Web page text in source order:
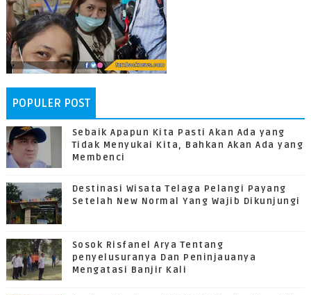
POPULER POST
Sebaik Apapun Kita Pasti Akan Ada yang
Tidak Menyukai Kita, Bahkan Akan Ada yang
Membenci
Destinasi Wisata Telaga Pelangi Payang
Setelah New Normal Yang Wajib Dikunjungi
Sosok Risfanel Arya Tentang
penyelusuranya Dan Peninjauanya
Mengatasi Banjir Kali